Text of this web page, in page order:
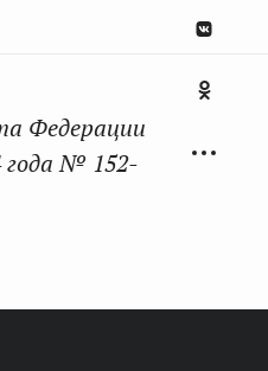
Федерации
года № 152-